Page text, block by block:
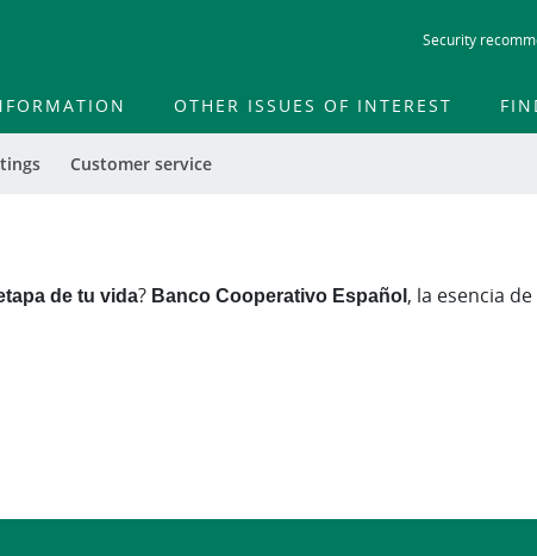
contentt
Security
Customer service
OTHER ISSUES OF INTEREST
de tu vida? Banco Cooperativo Español, la esencia